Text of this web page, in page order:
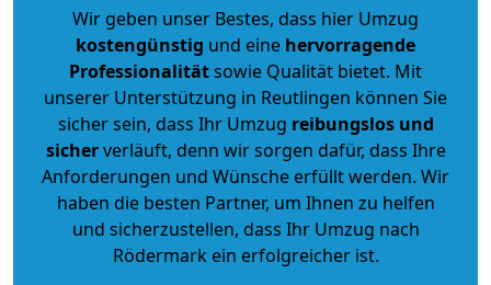
Wir geben unser Bestes, dass hier Umzug
kostengünstig und eine hervorragende
Professionalitätsowie Qualität bietet. Mit
unserer Unterstützung in Reutlingen können Sie
sicher sein, dass Ihr Umzug reibungslos und
sicherverläuft, denn wir sorgen dafür, dass Ihre
Anforderungen und Wünsche erfüllt werden. Wir
haben die besten Partner, um Ihnen zu helfen
und sicherzustellen, dass Ihr Umzug nach
Rödermark ein erfolgreicher ist.